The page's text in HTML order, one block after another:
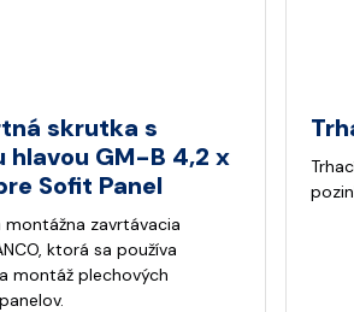
skrutka s
hlavou GM-B 4,2 x
Sofit Panel
montážna zavrtávacia
ktorá sa používa
montáž plechových